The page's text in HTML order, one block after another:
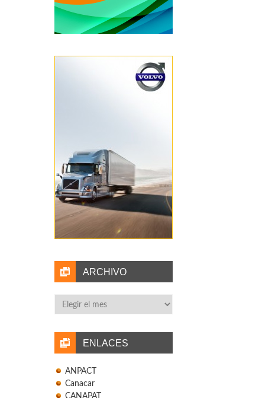
ARCHIVO
Archivo
ENLACES
ANPACT
Canacar
CANAPAT